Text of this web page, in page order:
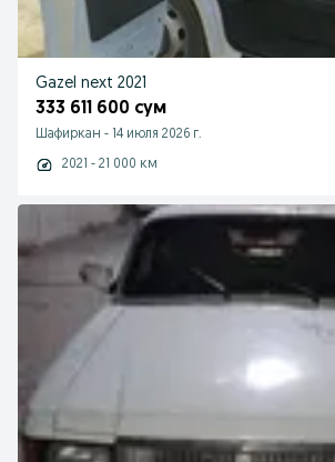
Gazel next 2021
333 611 600 сум
Шафиркан - 14 июля 2026 г.
2021 - 21 000 км